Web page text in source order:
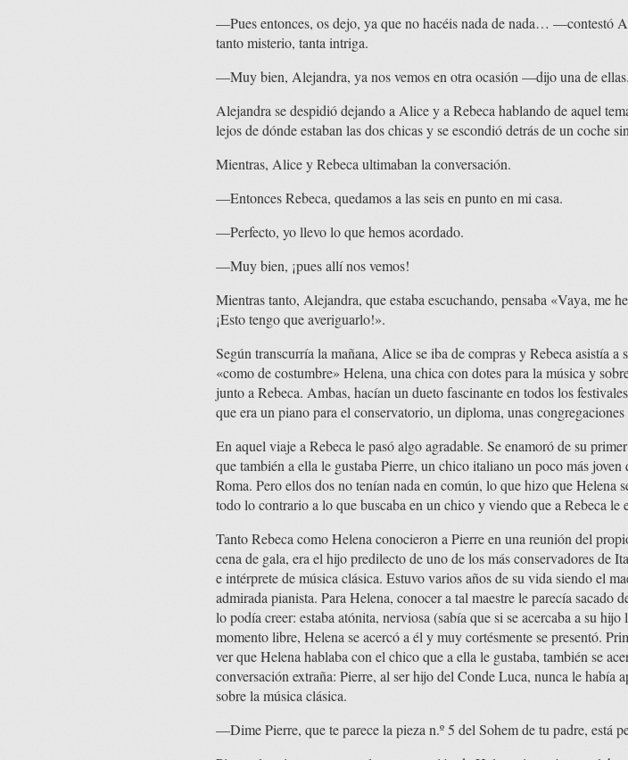
—Pues entonces, os dejo, ya que no hacéis nada de nada… —contestó
tanto misterio, tanta intriga.
—Muy bien, Alejandra, ya nos vemos en otra ocasión —dijo una de ellas.
Alejandra se despidió dejando a Alice y a Rebeca hablando de aquel
lejos de dónde estaban las dos chicas y se escondió detrás de un coche
Mientras, Alice y Rebeca ultimaban la conversación.
—Entonces Rebeca, quedamos a las seis en punto en mi casa.
—Perfecto, yo llevo lo que hemos acordado.
—Muy bien, ¡pues allí nos vemos!
Mientras tanto, Alejandra, que estaba escuchando, pensaba «Vaya, me
¡Esto tengo que averiguarlo!».
Según transcurría la mañana, Alice se iba de compras y Rebeca asistía
«como de costumbre» Helena, una chica con dotes para la música y
junto a Rebeca. Ambas, hacían un dueto fascinante en todos los
que era un piano para el conservatorio, un diploma, unas
En aquel viaje a Rebeca le pasó algo agradable. Se enamoró de su
que también a ella le gustaba Pierre, un chico italiano un poco más
Roma. Pero ellos dos no tenían nada en común, lo que hizo que Helena
todo lo contrario a lo que buscaba en un chico y viendo que a Rebeca le
Tanto Rebeca como Helena conocieron a Pierre en una reunión del
cena de gala, era el hijo predilecto de uno de los más conservadores de
e intérprete de música clásica. Estuvo varios años de su vida siendo el
admirada pianista. Para Helena, conocer a tal maestre le parecía
lo podía creer: estaba atónita, nerviosa (sabía que si se acercaba a su
momento libre, Helena se acercó a él y muy cortésmente se presentó.
ver que Helena hablaba con el chico que a ella le gustaba, también se
conversación extraña: Pierre, al ser hijo del Conde Luca, nunca le había
sobre la música clásica.
—Dime Pierre, que te parece la pieza n.º 5 del Sohem de tu padre, está